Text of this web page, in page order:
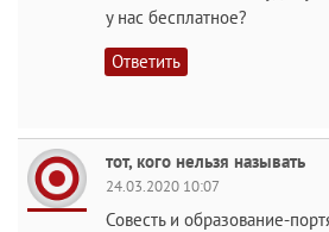
у нас бесплатное?
Ответить
тот, кого нельзя называть
24.03.2020 10:07
Совесть и образование-